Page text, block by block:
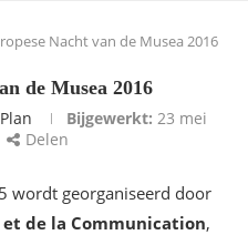
Nacht van de Musea 2016
de Musea 2016
Bijgewerkt: 23 mei
Delen
wordt georganiseerd door
de la Communication,